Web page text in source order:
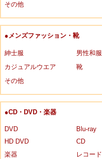
その他
●メンズファッション・靴
紳士服
男性和服
カジュアルウエア
靴
その他
●CD・DVD・楽器
DVD
Blu-ray
HD DVD
CD
楽器
レコード